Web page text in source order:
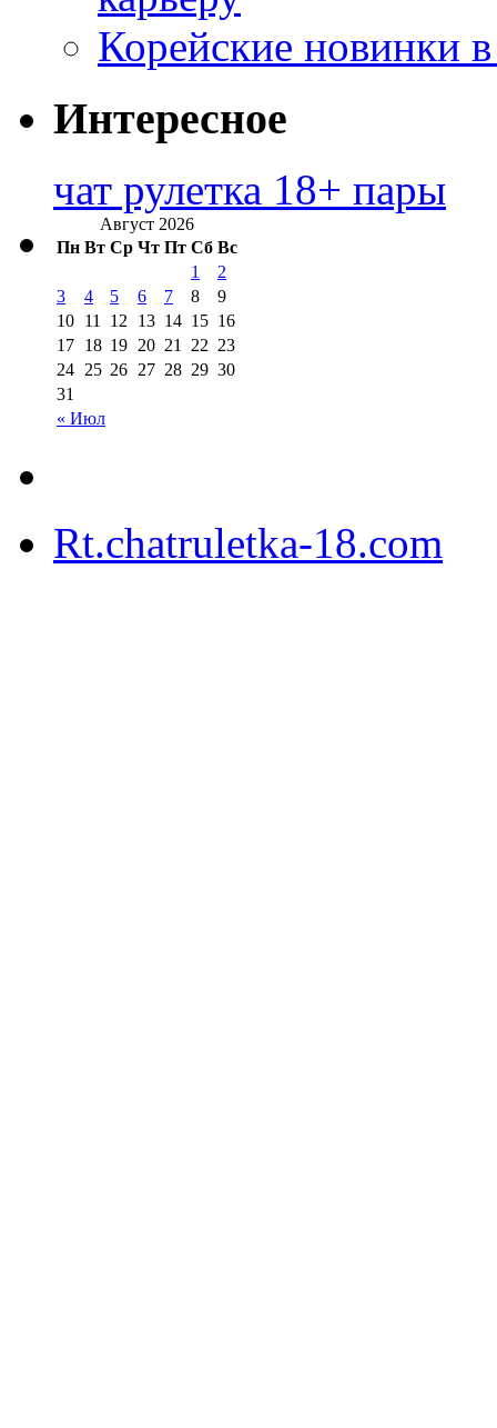
Корейские новинки
Интересное
чат рулетка 18+ пары
Август 2026
Пн Вт Ср Чт Пт Сб Вс
« Июл
1
2
3
4 5 6 7 8
9
10 11 12 13 14 15 16
17 18 19 20 21 22 23
24 25 26 27 28 29 30
31
Rt.chatruletka-18.com